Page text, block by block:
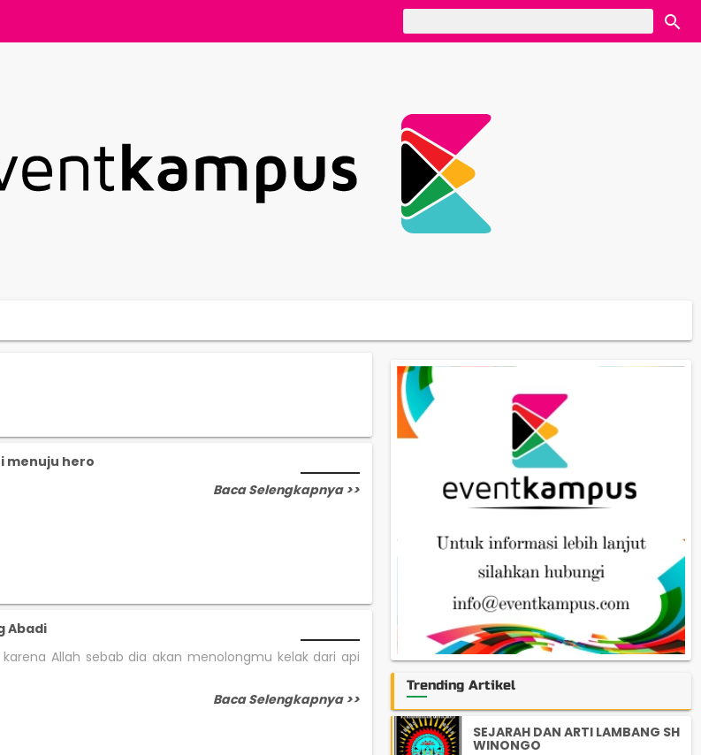
menuju hero
Baca Selengkapnya >>
Abadi
karena Allah sebab dia akan menolongmu kelak dari api
Baca Selengkapnya >>
Trending Artikel
SEJARAH DAN ARTI LAMBANG SH
WINONGO